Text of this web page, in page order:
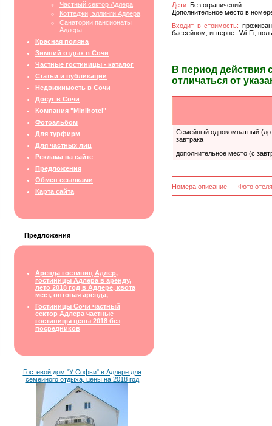
Частный сектор Адлера
Коттеджи, эллинги Адлера
Санатории пансионаты
Адлера
Красная поляна
Зимний отдых в Сочи
Частные гостиницы - каталог
Статьи и публикации
Недвижимость в Сочи
Досуг в Сочи
Компания "Minihotel"
Фотоальбом
Для турфирм
Для частных лиц
Реклама на сайте
Предложения
Обмен ссылками
Карта сайта
Предложения
Аренда гостиниц Адлер,
гостиницы Адлера в аренду,
лето 2018 год в Адлере, квота
мест, оптовая аренда,
Гостиницы Сочи частный
сектор Адлера частные
гостиницы цены 2018 без
посредников
Гостевой дом "У Софьи" в Адлере для
семейного отдыха, цены на 2018 год
Дети: Без ограничений
Дополнительное место в
Входит в стоимость:
бассейном, интернет Wi-Fi,
В период действия
отличаться от
Семейный однокомнатный (до
завтрака
дополнительное место (с
Номера описание Фото отеля